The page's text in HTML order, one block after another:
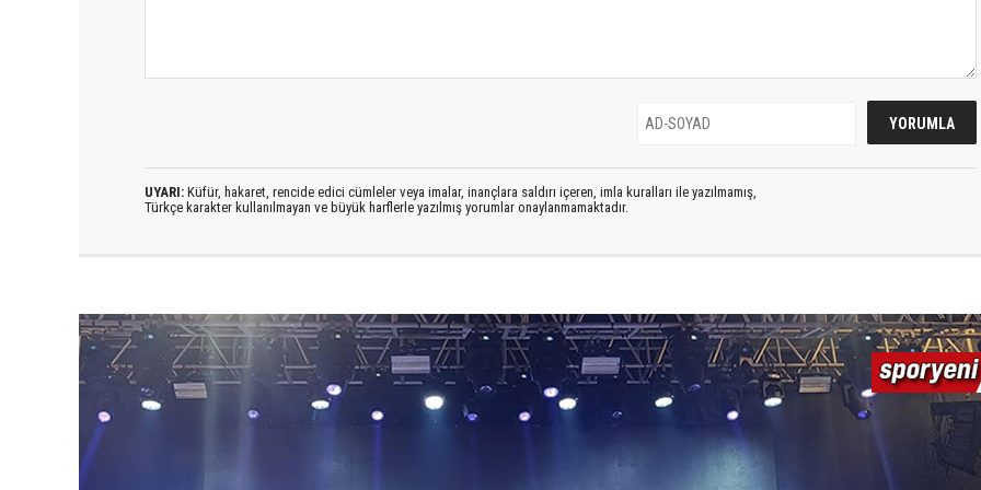
UYARI: Küfür, hakaret, rencide edici cümleler veya imalar, inançlara saldırı içeren, imla kuralları ile yazılmamış,
Türkçe karakter kullanılmayan ve büyük harflerle yazılmış yorumlar onaylanmamaktadır.